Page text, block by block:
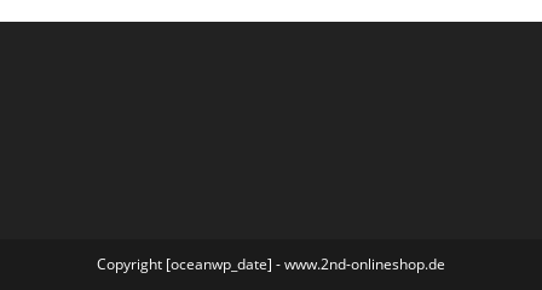
Copyright [oceanwp_date] - www.2nd-onlineshop.de